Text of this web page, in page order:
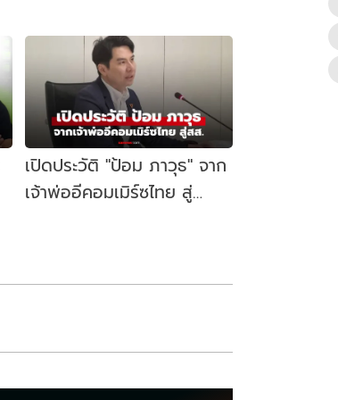
เปิดประวัติ "ป้อม ภาวุธ" จาก
เจ้าพ่ออีคอมเมิร์ซไทย สู่